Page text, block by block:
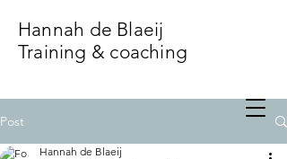
Hannah de Blaeij
Training & coaching
Post
Hannah de Blaeij